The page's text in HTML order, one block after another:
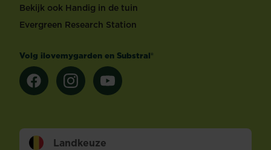
Bekijk ook Handig in de tuin
Evergreen Research Station
Volg ilovemygarden en Substral®
Landkeuze